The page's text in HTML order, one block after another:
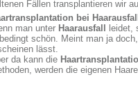
Fällen transplantieren wir
bei Haarausfall
man unter Haarausfall
leidet,
schön. Meint man ja
lässt.
da kann die
werden die eigenen